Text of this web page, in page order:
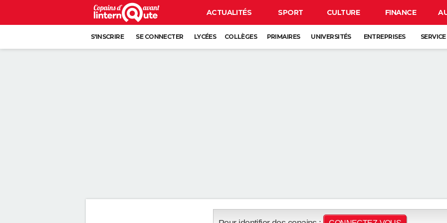
ACTUALITÉS SPORT CULTURE FINANCE
S'INSCRIRE SE CONNECTER LYCÉES COLLÈGES PRIMAIRES UNIVERSITÉS ENTREPRISES